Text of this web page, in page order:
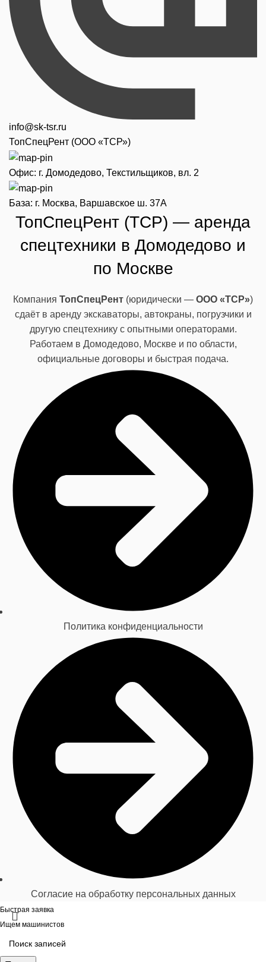
info@sk-tsr.ru
ТопСпецРент (ООО «ТСР»)
Офис: г. Домодедово, Текстильщиков, вл. 2
База: г. Москва, Варшавское ш. 37А
ТопСпецРент (ТСР) — аренда
спецтехники в Домодедово и
по Москве
Компания ТопСпецРент (юридически — ООО «ТСР»)
сдаёт в аренду экскаваторы, автокраны, погрузчики и
другую спецтехнику с опытными операторами.
Работаем в Домодедово, Москве и по области,
официальные договоры и быстрая подача.
Политика конфиденциальности
Согласие на обработку персональных данных
Быстрая заявка
Ищем машинистов